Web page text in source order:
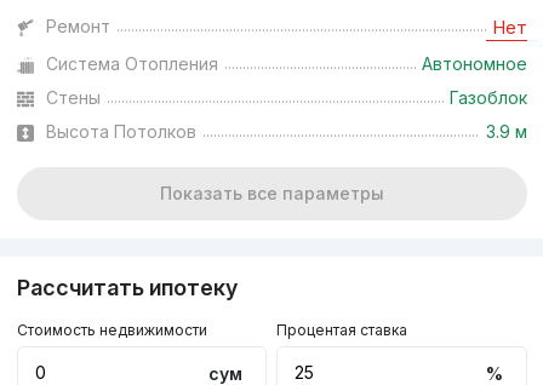
Ремонт Нет
Система Отопления
Автономное
Стены
Газоблок
Высота Потолков
3.9 м
Показать все параметры
Рассчитать ипотеку
Стоимость недвижимости
сум
Процентая ставка
%